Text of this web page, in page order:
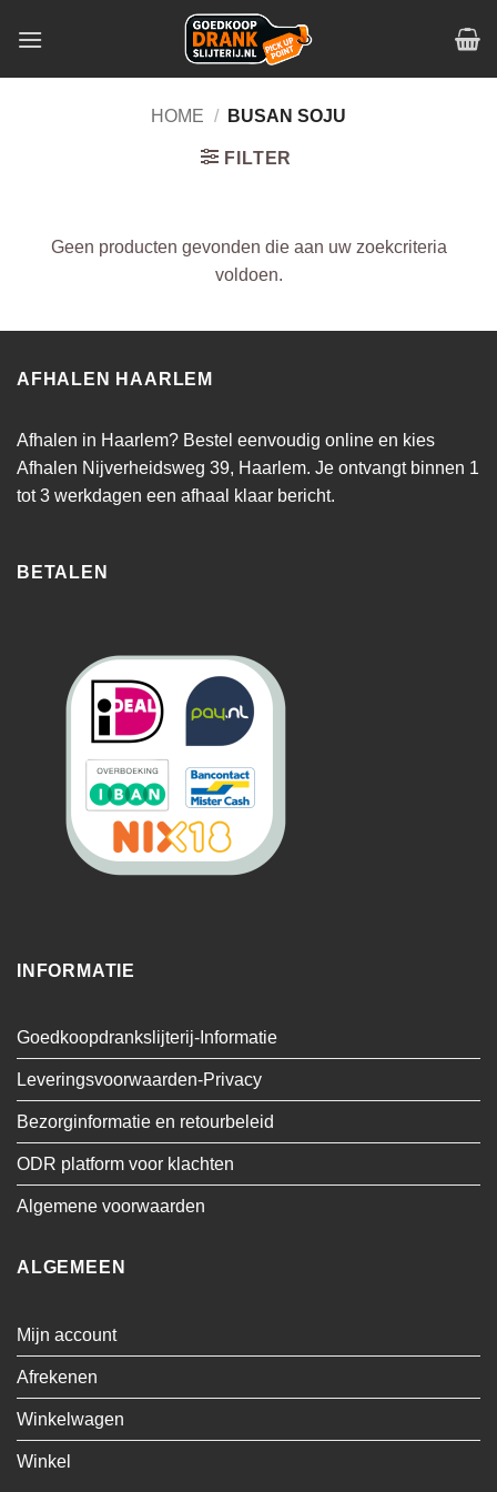
HOME / BUSAN SOJU
FILTER
Geen producten gevonden die aan uw zoekcriteria
voldoen.
AFHALEN HAARLEM
Afhalen in Haarlem? Bestel eenvoudig online en kies
Afhalen Nijverheidsweg 39, Haarlem. Je ontvangt binnen 1
tot 3 werkdagen een afhaal klaar bericht.
BETALEN
INFORMATIE
Goedkoopdrankslijterij-Informatie
Leveringsvoorwaarden-Privacy
Bezorginformatie en retourbeleid
ODR platform voor klachten
Algemene voorwaarden
ALGEMEEN
Mijn account
Afrekenen
Winkelwagen
Winkel